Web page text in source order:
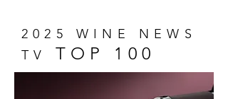
2025 WINE NEWS
TV TOP 100